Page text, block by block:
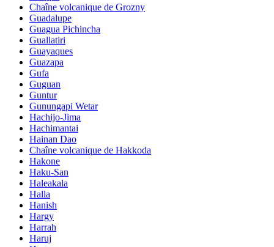
Chaîne volcanique de Grozny
Guadalupe
Guagua Pichincha
Guallatiri
Guayaques
Guazapa
Gufa
Guguan
Guntur
Gunungapi Wetar
Hachijo-Jima
Hachimantai
Hainan Dao
Chaîne volcanique de Hakkoda
Hakone
Haku-San
Haleakala
Halla
Hanish
Hargy
Harrah
Haruj